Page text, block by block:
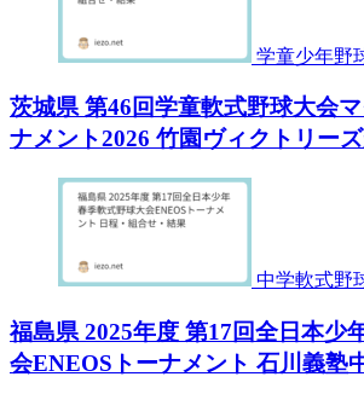
学童少年野
茨城県 第46回学童軟式野球大会
ナメント2026 竹園ヴィクトリー
中学軟式野
福島県 2025年度 第17回全日本少
会ENEOSトーナメント 石川義塾